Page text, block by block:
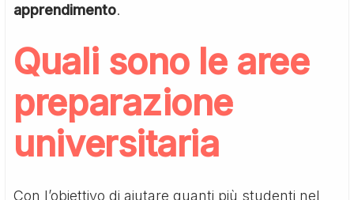
apprendimento.
Quali sono le aree
preparazione
universitaria
Con l’obiettivo di aiutare quanti più studenti nel